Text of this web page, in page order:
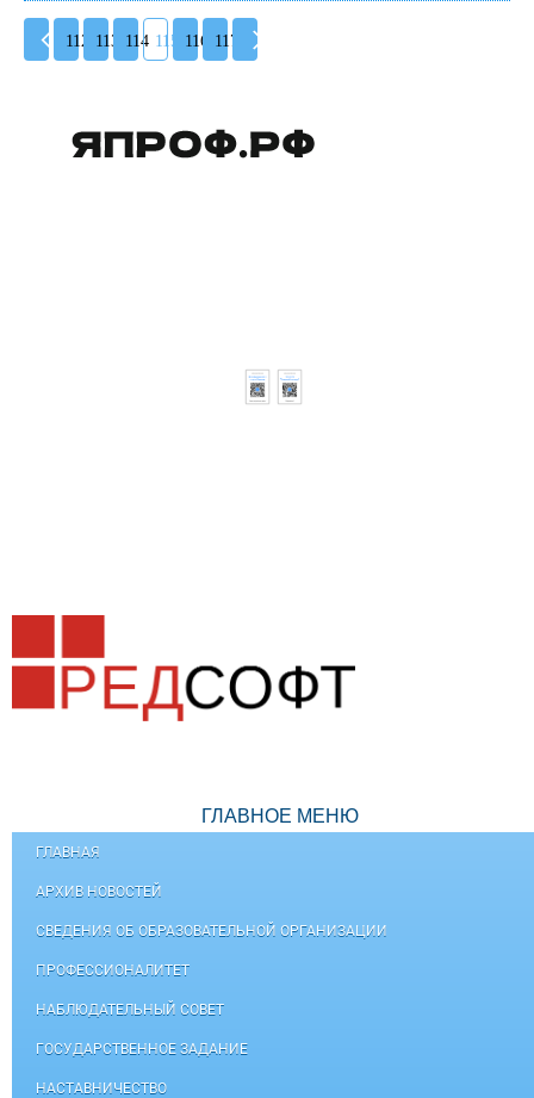
112 113 114 115 116 117
ГЛАВНОЕ МЕНЮ
ГЛАВНАЯ
АРХИВ НОВОСТЕЙ
СВЕДЕНИЯ ОБ ОБРАЗОВАТЕЛЬНОЙ ОРГАНИЗАЦИИ
ПРОФЕССИОНАЛИТЕТ
НАБЛЮДАТЕЛЬНЫЙ СОВЕТ
ГОСУДАРСТВЕННОЕ ЗАДАНИЕ
НАСТАВНИЧЕСТВО